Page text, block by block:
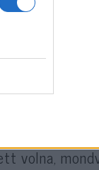
emberi
aki
volna,